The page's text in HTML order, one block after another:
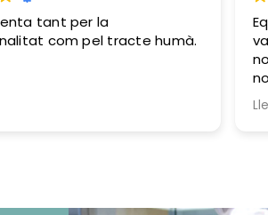
tant per la
com pel tracte humà.
ni